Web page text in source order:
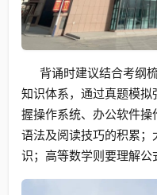
背诵时建议结合考纲
知识体系，通过真题模
握操作系统、办公软件操
语法及阅读技巧的积累
识；高等数学则要理解公